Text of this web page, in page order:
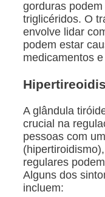
gorduras
triglicéridos. O
envolve lidar
podem estar
medicamentos
A glândula
crucial na
pessoas com
regulares
Alguns dos
incluem: